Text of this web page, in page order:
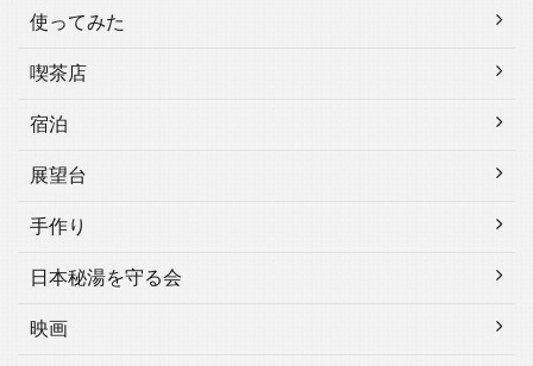
使ってみた
喫茶店
宿泊
展望台
手作り
日本秘湯を守る会
映画